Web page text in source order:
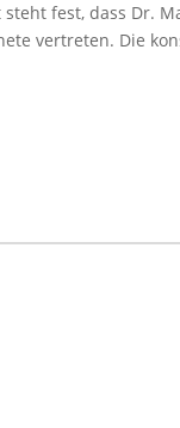
fest, dass Dr.
vertreten. Die